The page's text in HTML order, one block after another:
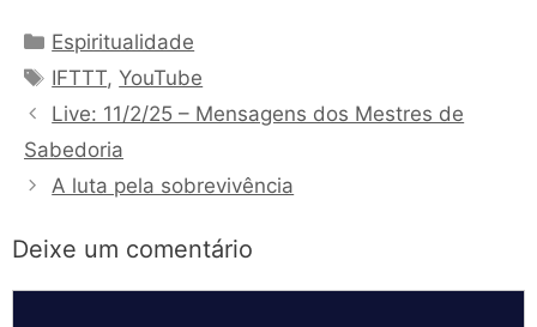
Categorias
Espiritualidade
Tags
IFTTT,YouTube
Live: 11/2/25 – Mensagens dos Mestres de
Sabedoria
A luta pela sobrevivência
Deixe um comentário